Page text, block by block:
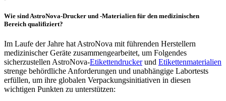
Wie sind AstroNova-Drucker und -Materialien für den medizinischen
Bereich qualifiziert?
Im Laufe der Jahre hat AstroNova mit führenden Herstellern
medizinischer Geräte zusammengearbeitet, um Folgendes
sicherzustellen AstroNova-Etikettendruckerund Etikettenmaterialien
strenge behördliche Anforderungen und unabhängige Labortests
erfüllen, um ihre globalen Verpackungsinitiativen in diesen
wichtigen Punkten zu unterstützen: